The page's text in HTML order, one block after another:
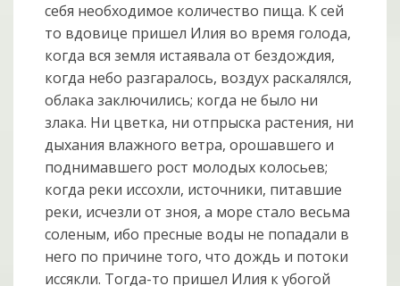
себя необходимое количество пища. К сей
то вдовице пришел Илия во время голода,
когда вся земля истаявала от бездождия,
когда небо разгаралось, воздух раскалялся,
облака заключились; когда не было ни
злака. Ни цветка, ни отпрыска растения, ни
дыхания влажного ветра, орошавшего и
поднимавшего рост молодых колосьев;
когда реки иссохли, источники, питавшие
реки, исчезли от зноя, а море стало весьма
соленым, ибо пресные воды не попадали в
него по причине того, что дождь и потоки
иссякли. Тогда-то пришел Илия к убогой